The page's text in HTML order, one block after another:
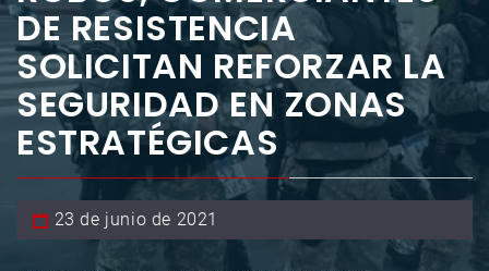
DE RESISTENCIA
SOLICITAN REFORZAR LA
SEGURIDAD EN ZONAS
ESTRATÉGICAS
23 de junio de 2021